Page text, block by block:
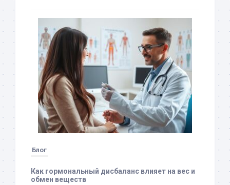
Блог
Как гормональный дисбаланс влияет на вес и
обмен веществ